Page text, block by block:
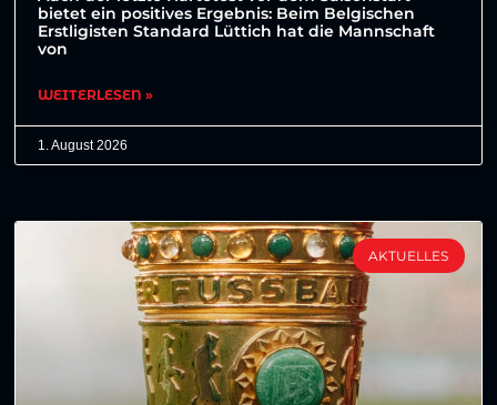
bietet ein positives Ergebnis: Beim Belgischen
Erstligisten Standard Lüttich hat die Mannschaft
von
WEITERLESEN »
1. August 2026
AKTUELLES